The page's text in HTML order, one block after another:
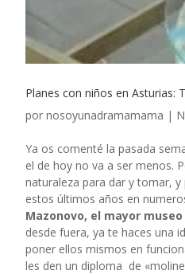
Planes con niños en Asturias:
por nosoyunadramamama |
Ya os comenté la pasada
el de hoy no va a ser menos.
naturaleza para dar y tomar,
estos últimos años en
Mazonovo, el mayor
desde fuera, ya te haces una
poner ellos mismos en
les den un diploma de